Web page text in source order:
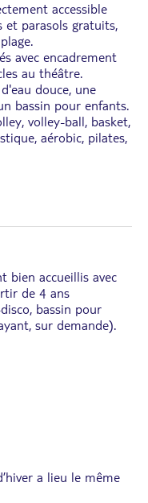
accessible
et parasols gratuits,
avec encadrement
au théâtre.
douce, une
bassin pour enfants.
volley-ball, basket,
aérobic, pilates,
bien accueillis avec
de 4 ans
bassin pour
sur demande).
a lieu le même